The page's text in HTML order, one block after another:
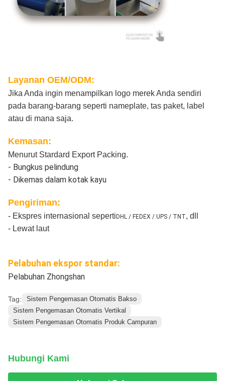
Layanan OEM/ODM:
Jika Anda ingin menampilkan logo merek Anda sendiri
pada barang-barang seperti nameplate, tas paket, label
atau di mana saja.
Kemasan:
Menurut Stardard Export Packing.
- Bungkus pelindung
- Dikemas dalam kotak kayu
Pengiriman:
- Ekspres internasional seperti DHL / FEDEX / UPS / TNT, dll
- Lewat laut
Pelabuhan ekspor standar:
Pelabuhan Zhongshan
Tag:
Sistem Pengemasan Otomatis Bakso
Sistem Pengemasan Otomatis Vertikal
Sistem Pengemasan Otomatis Produk Campuran
Hubungi Kami